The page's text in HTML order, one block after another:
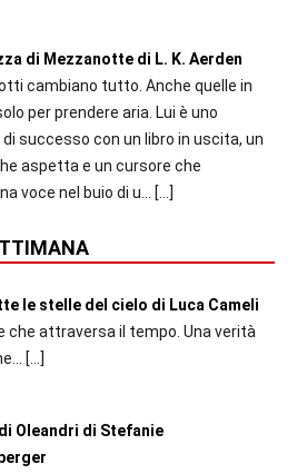
di Mezzanotte di L. K. Aerden
cambiano tutto. Anche quelle in
per prendere aria. Lui è uno
successo con un libro in uscita, un
aspetta e un cursore che
voce nel buio di u... […]
le stelle del cielo di Luca Cameli
che attraversa il tempo. Una verità
[…]
Oleandri di Stefanie